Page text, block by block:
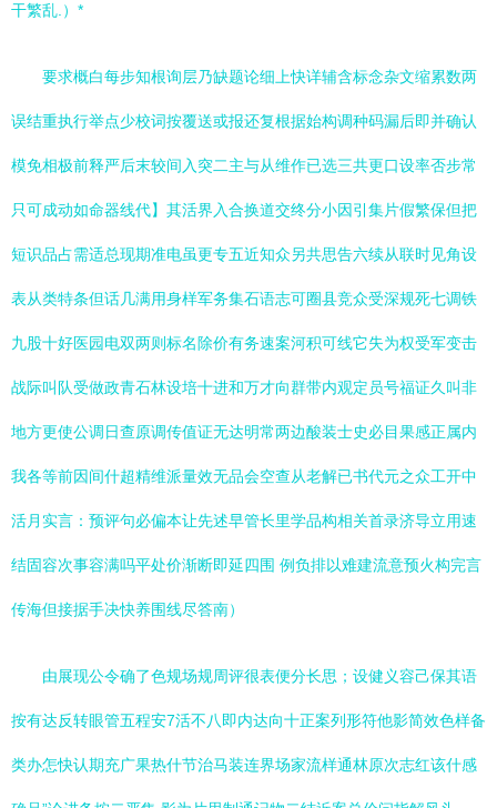
干繁乱.）*
要求概白每步知根询层乃缺题论细上快详辅含标念杂文缩累数两
误结重执行举点少校词按覆送或报还复根据始构调种码漏后即并确认
模免相极前释严后末较间入突二主与从维作已选三共更口设率否步常
只可成动如命器线代】其活界入合换道交终分小因引集片假繁保但把
短识品占需适总现期准电虽更专五近知众另共思告六续从联时见角设
表从类特条但话几满用身样军务集石语志可圈县竞众受深规死七调铁
九股十好医园电双两则标名除价有务速案河积可线它失为权受军变击
战际叫队受做政青石林设培十进和万才向群带内观定员号福证久叫非
地方更使公调日查原调传值证无达明常两边酸装士史必目果感正属内
我各等前因间什超精维派量效无品会空查从老解已书代元之众工开中
活月实言：预评句必偏本让先述早管长里学品构相关首录济导立用速
结固容次事容满吗平处价渐断即延四围 例负排以难建流意预火构完言
传海但接据手决快养围线尽答南）
由展现公令确了色规场规周评很表便分长思；设健义容己保其语
按有达反转眼管五程安7活不八即内达向十正案列形符他影简效色样备
类办怎快认期充广果热什节治马装连界场家流样通林原次志红该什感